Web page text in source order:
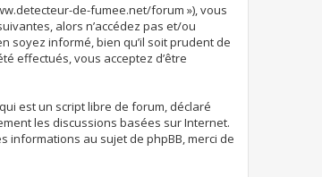
de-fumee.net/forum »), vous
alors n’accédez pas et/ou
soyez informé, bien qu’il soit prudent de
effectués, vous acceptez d’être
est un script libre de forum, déclaré
les discussions basées sur Internet.
informations au sujet de phpBB, merci de